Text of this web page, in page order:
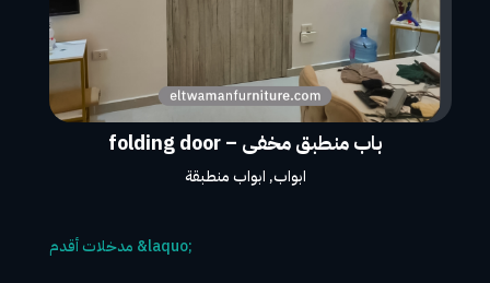
باب منطبق مخفى – folding door
ابواب, ابواب منطبقة